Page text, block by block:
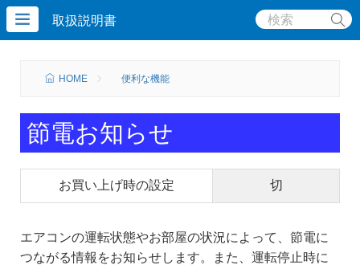
取扱説明書
HOME 便利な機能
節電お知らせ
お買い上げ時の設定 切
エアコンの運転状態やお部屋の状況によって、節電に
つながる情報をお知らせします。また、運転停止時に